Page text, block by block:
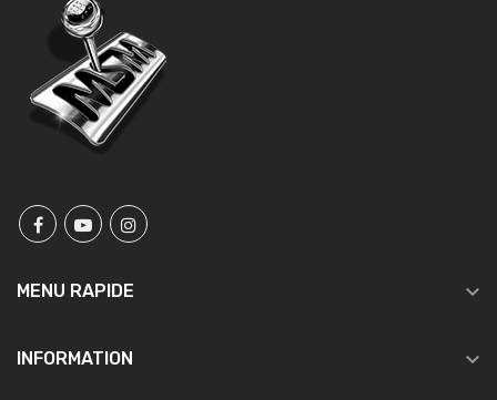
MENU RAPIDE 
INFORMATION 